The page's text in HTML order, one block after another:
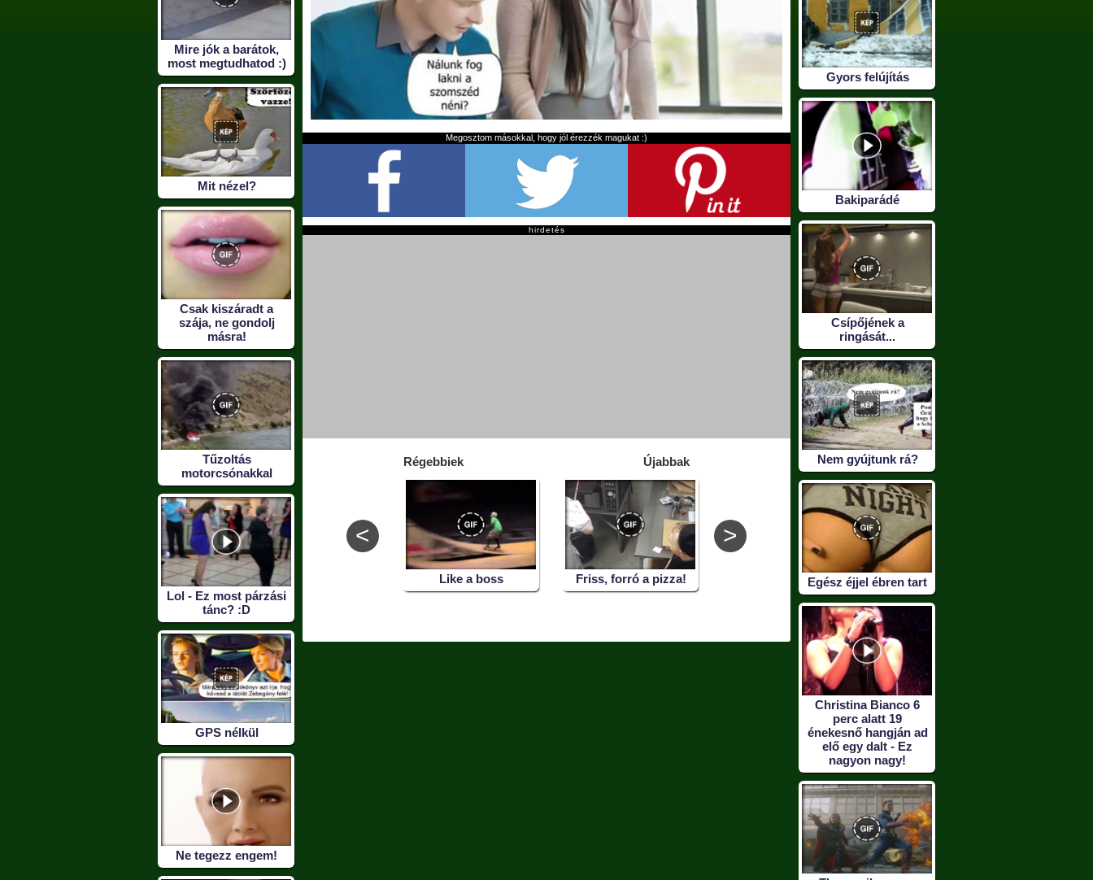
Mire jók a barátok,
most megtudhatod :)
Mit nézel?
Csak kiszáradt a
szája, ne gondolj
másra!
Tűzoltás
motorcsónakkal
Lol - Ez most párzási
tánc? :D
GPS nélkül
Ne tegezz engem!
Megosztom másokkal, hogy jól érezzék magukat :)
hirdetés
<
Régebbiek Újabbak
Pepsi reklám régen -
Emlékszel rá? :)
F*szom a motorba,
inkább megyek
Like a boss Friss, forró a pizza!
És náluk van az EU
központja???
Vicces bakik és
balesetek
>
Gyors felújítás
Bakiparádé
Csípőjének a
ringását...
Nem gyújtunk rá?
Egész éjjel ébren tart
Christina Bianco 6
perc alatt 19
énekesnő hangján ad
elő egy dalt - Ez
nagyon nagy!